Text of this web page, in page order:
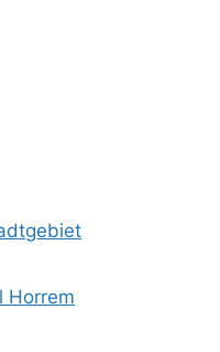
Horrem